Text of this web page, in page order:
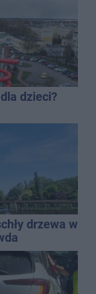
dzieci?
drzewa w